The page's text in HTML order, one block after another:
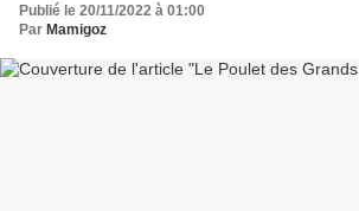
Publié le 20/11/2022 à 01:00
Par Mamigoz